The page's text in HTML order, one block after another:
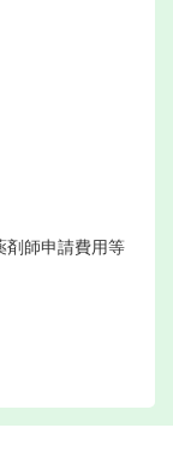
剤師申請費用等